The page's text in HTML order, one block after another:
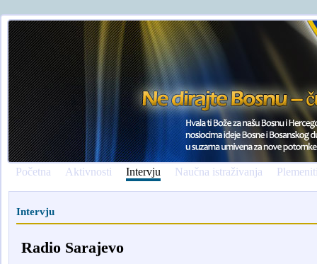
Početna Aktivnosti Intervju Naučna istraživanja
Intervju
Radio Sarajevo